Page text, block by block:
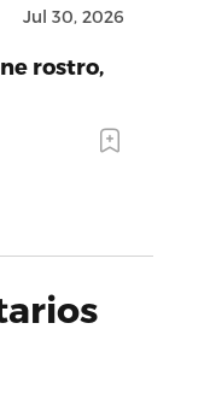
Jul 30, 2026
rostro,